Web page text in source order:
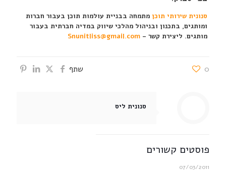
סנונית שירותי תוכןמתמחה בבניית עולמות תוכן בעבור חברות
ומותגים, בתכנון ובניהול מהלכי שיווק במדיה חברתית בעבור
מותגים. ליצירת קשר – Snunitliss@gmail.com
שתף 0
סנונית ליס
פוסטים קשורים
07/03/2011